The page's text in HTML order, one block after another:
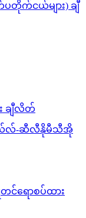
တိုက်ငယ်များ) ချီ
ချီလိတ်
ယ်လ်-ဆီလီနိုမီသီအို
င်ရောစပ်ထား